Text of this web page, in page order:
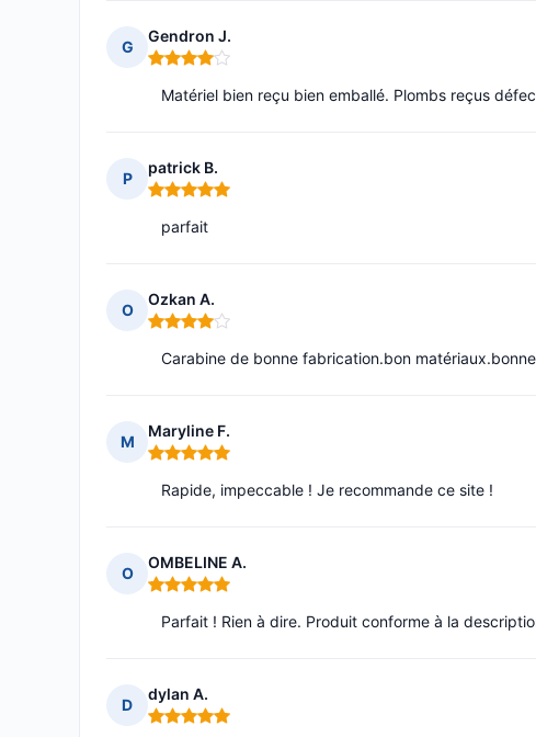
G
Gendron J.
Note : 4 sur 5
Matériel bien reçu bien emballé. Plombs reçus
P
patrick B.
Note : 5 sur 5
parfait
O
Ozkan A.
Note : 4 sur 5
Carabine de bonne fabrication.bon
M
Maryline F.
Note : 5 sur 5
Rapide, impeccable ! Je recommande ce site !
O
OMBELINE A.
Note : 5 sur 5
Parfait ! Rien à dire. Produit conforme à la
D
dylan A.
Note : 5 sur 5